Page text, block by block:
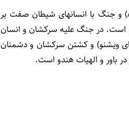
وی با دیدگاه اسطوره شناختی در آیین هندو عنوان کرد: جنگ علیه اهریمنان(اسوره: Asura) و جنگ با انسانهای شیطان صفت بر
است. در جنگ علیه سرکشان و انسان
ویشنو) و کشتن سرکشان و دشمنان
باور و الهیات هندو است.